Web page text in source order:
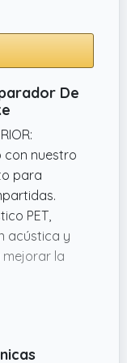
De
con nuestro
para
PET,
acústica y
mejorar la
con nuestro